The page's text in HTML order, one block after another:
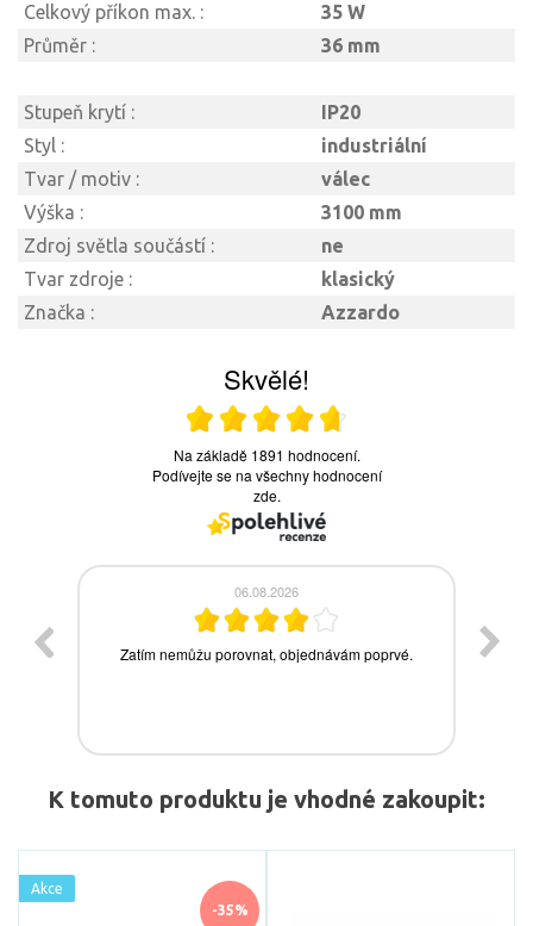
Celkový příkon max. :
35 W
Průměr :
36 mm
Stupeň krytí :
IP20
Styl :
industriální
Tvar / motiv :
válec
Výška :
3100 mm
Zdroj světla součástí :
ne
Tvar zdroje :
klasický
Značka :
Azzardo
K tomuto produktu je vhodné zakoupit:
-35%
Akce